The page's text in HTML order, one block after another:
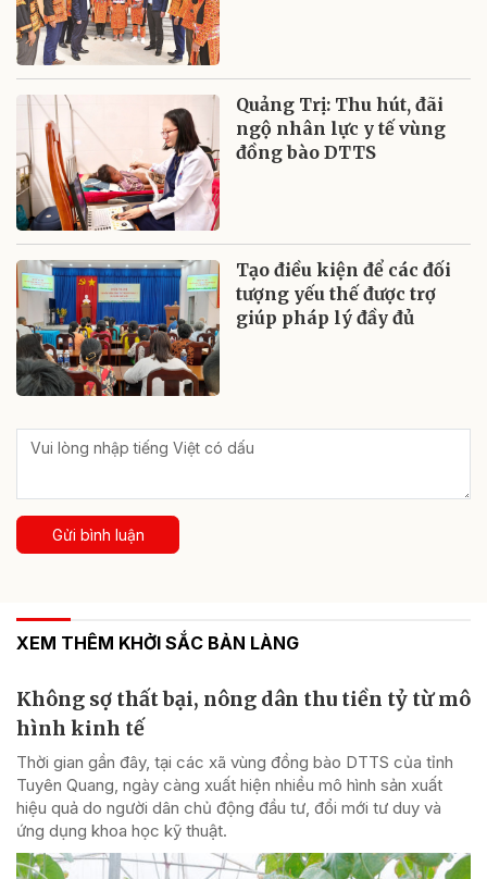
Quảng Trị: Thu hút, đãi
ngộ nhân lực y tế vùng
đồng bào DTTS
Tạo điều kiện để các đối
tượng yếu thế được trợ
giúp pháp lý đầy đủ
Gửi bình luận
XEM THÊM KHỞI SẮC BẢN LÀNG
Không sợ thất bại, nông dân thu tiền tỷ từ mô
hình kinh tế
Thời gian gần đây, tại các xã vùng đồng bào DTTS của tỉnh
Tuyên Quang, ngày càng xuất hiện nhiều mô hình sản xuất
hiệu quả do người dân chủ động đầu tư, đổi mới tư duy và
ứng dụng khoa học kỹ thuật.